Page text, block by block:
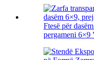
Ftesë për
pergameni 6×9